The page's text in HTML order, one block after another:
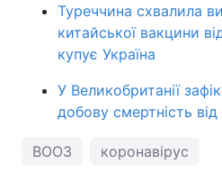
Туреччина схвалила
китайської вакцини
купує Україна
У Великобританії
добову смертність
ВООЗ коронавірус